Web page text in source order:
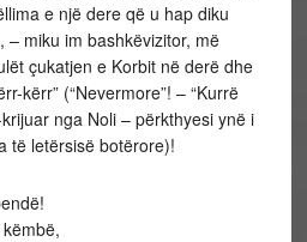
e një dere që u hap diku
miku im bashkëvizitor, më
çukatjen e Korbit në derë dhe
kërr” (“Nevermore”! – “Kurrë
nga Noli – përkthyesi ynë i
të letërsisë botërore)!